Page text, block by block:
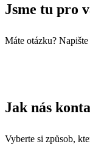
Jsme tu pro
Máte otázku?
Jak nás
Vyberte si způsob,